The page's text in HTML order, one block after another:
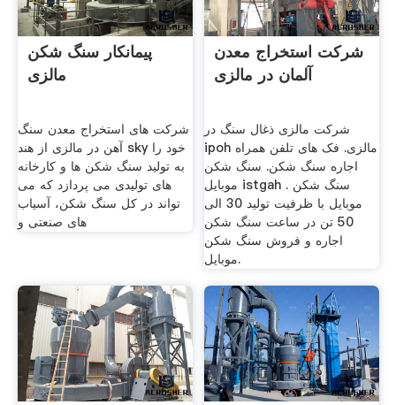
پیمانکار سنگ شکن
مالزی
شرکت های استخراج معدن سنگ
آهن در مالزی از هند sky خود را
به تولید سنگ شکن ها و کارخانه
های تولیدی می پردازد که می
تواند در کل سنگ شکن، آسیاب
های صنعتی و
شرکت استخراج معدن
آلمان در مالزی
شرکت مالزی ذغال سنگ در
ipoh مالزی. فک های تلفن همراه
اجاره سنگ شکن. سنگ شکن
موبایل istgah . سنگ شکن
موبایل با ظرفیت تولید 30 الی
50 تن در ساعت سنگ شکن
اجاره و فروش سنگ شکن
موبایل.